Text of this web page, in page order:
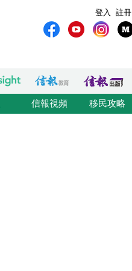
註冊
登入
信報視頻 移民攻略